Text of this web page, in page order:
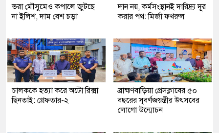
ভরা মৌসুমেও কপালে জুটছে
না ইলিশ, দাম বেশ চড়া
দান নয়, কর্মসংস্থানই দারিদ্র্য দূর
করার পথ: মির্জা ফখরুল
চালককে হত্যা করে অটো রিক্সা
ছিনতাই: গ্রেফতার-২
ব্রাহ্মণবাড়িয়া প্রেসক্লাবের ৫০
বছরের সুবর্ণজয়ন্তীর উৎসবের
লোগো উন্মোচন